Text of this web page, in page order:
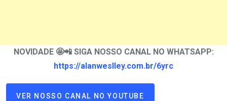
NOVIDADE 🤩📲 SIGA NOSSO CANAL NO WHATSAPP:
https://alanweslley.com.br/6yrc
VER NOSSO CANAL NO YOUTUBE